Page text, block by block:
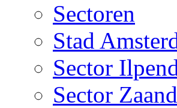
Sectoren
Stad
Sector
Sector